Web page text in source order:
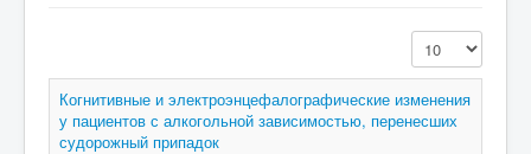
Кол-во строк:
Когнитивные и электроэнцефалографические изменения
у пациентов с алкогольной зависимостью, перенесших
судорожный припадок